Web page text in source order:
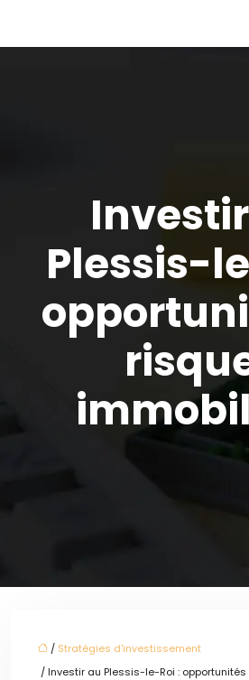
Plessis-
/ Stratégies d'investissement
/ Investir au Plessis-le-Roi :